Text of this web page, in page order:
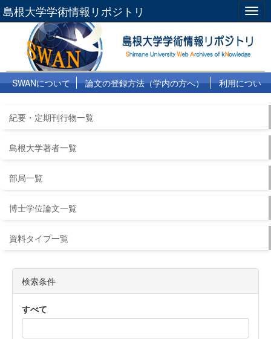
島根大学学術情報リポジトリ
SWANについて 論文の登録方法（学内の方へ）
利用につい
紀要・定期刊行物一覧
島根大学著者一覧
部局一覧
博士学位論文一覧
資料タイプ一覧
検索条件
すべて